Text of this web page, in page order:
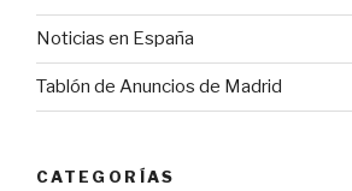
Noticias en España
Tablón de Anuncios de Madrid
CATEGORÍAS